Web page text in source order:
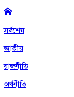
সর্বশেষ
জাতীয়
রাজনীতি
অর্থনীতি